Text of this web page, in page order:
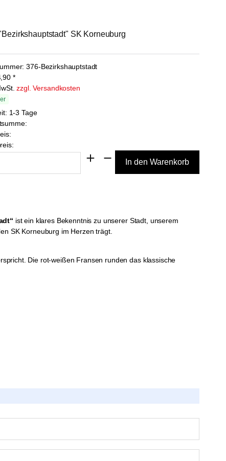
SK Korneuburg
376-Bezirkshauptstadt
*
zzgl. Versandkosten
1-3 Tage
ist ein klares Bekenntnis zu unserer Stadt, unserem
SK Korneuburg im Herzen trägt.
Die rot-weißen Fransen runden das klassische